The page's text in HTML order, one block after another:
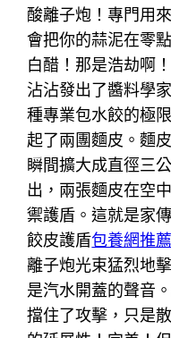
酸離子炮！專門用
會把你的蒜泥在零
白醋！那是浩劫啊
沾沾發出了醬料學
種專業包水餃的極
起了兩團麵皮。麵
瞬間擴大成直徑三
出，兩張麵皮在空
禦護盾。這就是家
餃皮護盾包養網推薦
離子炮光束猛烈地
是汽水開蓋的聲音
擋住了攻擊，只是